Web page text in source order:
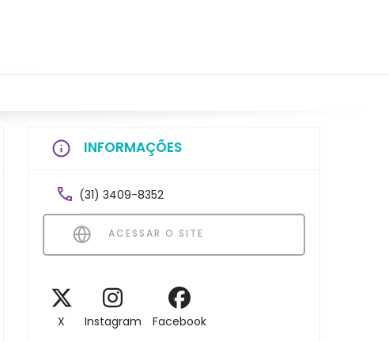
INFORMAÇÕES
(31) 3409-8352
ACESSAR O SITE
X Instagram Facebook